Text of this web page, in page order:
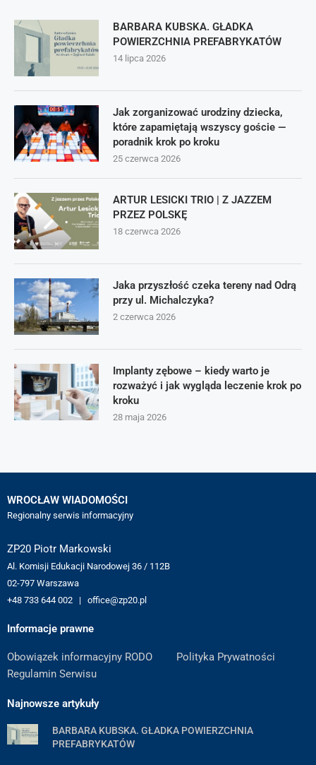
BARBARA KUBSKA. GŁADKA
POWIERZCHNIA PREFABRYKATÓW
14 lipca 2026
Jak zorganizować urodziny dziecka,
które zapamiętają wszyscy goście —
poradnik krok po kroku
25 czerwca 2026
ARTUR LESICKI TRIO | Z JAZZEM
PRZEZ POLSKĘ
18 czerwca 2026
Jaka przyszłość czeka tereny nad Odrą
przy ul. Michalczyka?
2 czerwca 2026
Implanty zębowe – kiedy warto je
rozważyć i jak wygląda leczenie krok po
kroku
28 maja 2026
WROCŁAW WIADOMOŚCI
Regionalny serwis informacyjny
ZP20 Piotr Markowski
Al. Komisji Edukacji Narodowej 36 / 112B
02-797 Warszawa
+48 733 644 002 | office@zp20.pl
Informacje prawne
Obowiązek informacyjny RODO
Polityka Prywatności
Regulamin Serwisu
Najnowsze artykuły
BARBARA KUBSKA. GŁADKA POWIERZCHNIA
PREFABRYKATÓW